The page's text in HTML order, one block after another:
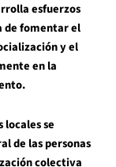
esfuerzos
de fomentar el
y el
en la
locales se
de las personas
colectiva